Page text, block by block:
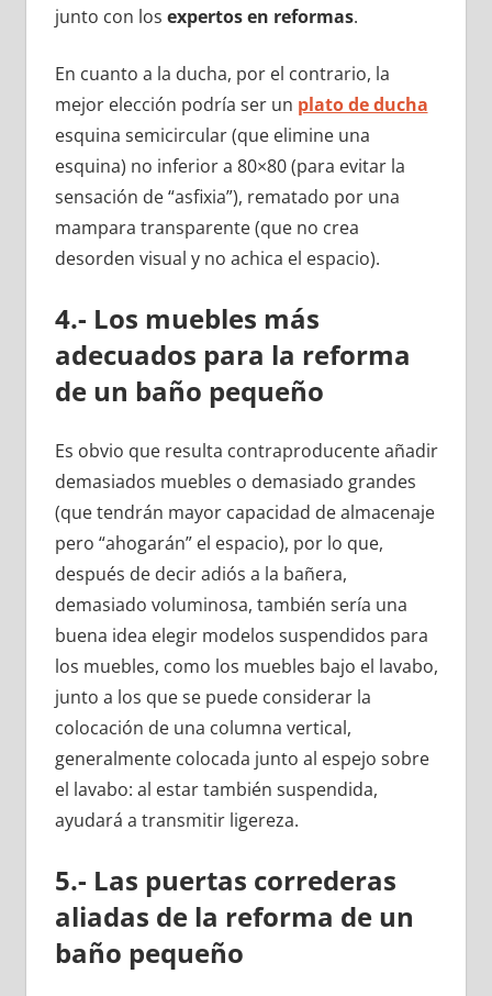
junto con los expertos en reformas.
En cuanto a la ducha, por el contrario, la
mejor elección podría ser un plato de ducha
esquina semicircular (que elimine una
esquina) no inferior a 80×80 (para evitar la
sensación de “asfixia”), rematado por una
mampara transparente (que no crea
desorden visual y no achica el espacio).
4.- Los muebles más
adecuados para la reforma
de un baño pequeño
Es obvio que resulta contraproducente añadir
demasiados muebles o demasiado grandes
(que tendrán mayor capacidad de almacenaje
pero “ahogarán” el espacio), por lo que,
después de decir adiós a la bañera,
demasiado voluminosa, también sería una
buena idea elegir modelos suspendidos para
los muebles, como los muebles bajo el lavabo,
junto a los que se puede considerar la
colocación de una columna vertical,
generalmente colocada junto al espejo sobre
el lavabo: al estar también suspendida,
ayudará a transmitir ligereza.
5.- Las puertas correderas
aliadas de la reforma de un
baño pequeño